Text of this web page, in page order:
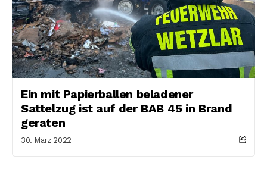
Ein mit Papierballen beladener
Sattelzug ist auf der BAB 45 in Brand
geraten
30. März 2022